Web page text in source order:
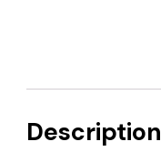
Description